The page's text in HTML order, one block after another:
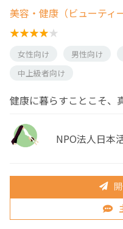
美容・健康（ビューティ
女性向け 男性向け
中上級者向け
健康に暮らすことこそ、
NPO法人日本